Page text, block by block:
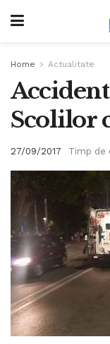
Home Actualitate
Scolilor
27/09/2017 Timp de